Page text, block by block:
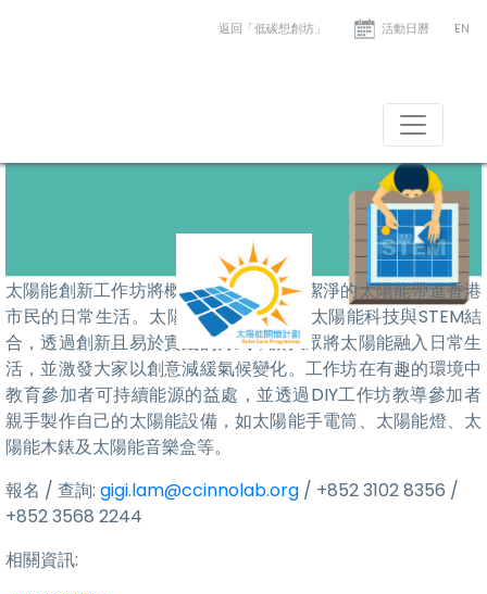
返回「低碳想創坊」 活動日曆 EN
太陽能創新工作坊將概念化為行動，把潔淨的太陽能帶進香港
市民的日常生活。太陽能創新工作坊將太陽能科技與STEM結
合，透過創新且易於實踐的方式，讓大眾將太陽能融入日常生
活，並激發大家以創意減緩氣候變化。工作坊在有趣的環境中
教育參加者可持續能源的益處，並透過DIY工作坊教導參加者
親手製作自己的太陽能設備，如太陽能手電筒、太陽能燈、太
陽能木錶及太陽能音樂盒等。
報名 / 查詢: gigi.lam@ccinnolab.org / +852 3102 8356 /
+852 3568 2244
相關資訊: